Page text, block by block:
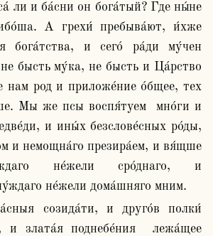
ли и ба́сни он бога́тый? Где ны́не
А грехи́ пребыва́ют, и́хже
бога́тства, и сего́ ра́ди му́чен
бысть му́ка, не бысть и Ца́рство
нам род и приложе́ние о́бщее, тех
Мы же псы воспя́туем  мно́ги и
и ины́х безслове́сных ро́ды,
и немощна́го презира́ем, и вя́щше
не́жели сро́днаго, и
не́жели дома́шняго мним.
и злата́я поднебе́ния  лежа́щее